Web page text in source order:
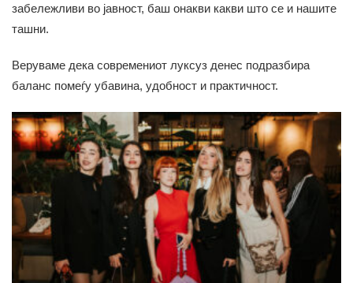
забележливи во јавност, баш онакви какви што се и нашите
ташни.
Веруваме дека современиот луксуз денес подразбира
баланс помеѓу убавина, удобност и практичност.